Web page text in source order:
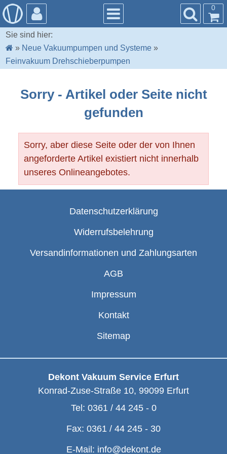
0
Sie sind hier:
» Neue Vakuumpumpen und Systeme »
Feinvakuum Drehschieberpumpen
Sorry - Artikel oder Seite nicht
gefunden
Sorry, aber diese Seite oder der von Ihnen
angeforderte Artikel existiert nicht innerhalb
unseres Onlineangebotes.
Datenschutzerklärung
Widerrufsbelehrung
Versandinformationen und Zahlungsarten
AGB
Impressum
Kontakt
Sitemap
Dekont Vakuum Service Erfurt
Konrad-Zuse-Straße 10, 99099 Erfurt
Tel: 0361 / 44 245 - 0
Fax: 0361 / 44 245 - 30
E-Mail: info@dekont.de